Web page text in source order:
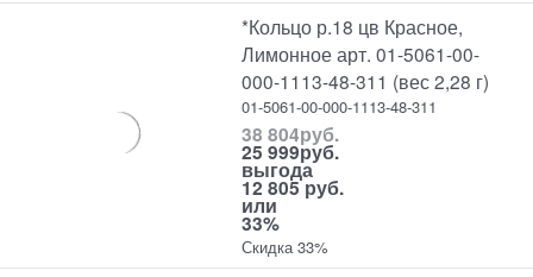
*Кольцо р.18 цв Красное,
Лимонное арт. 01-5061-00-
000-1113-48-311 (вес 2,28 г)
01-5061-00-000-1113-48-311
38 804руб.
25 999руб.
выгода
12 805 руб.
или
33%
Скидка 33%